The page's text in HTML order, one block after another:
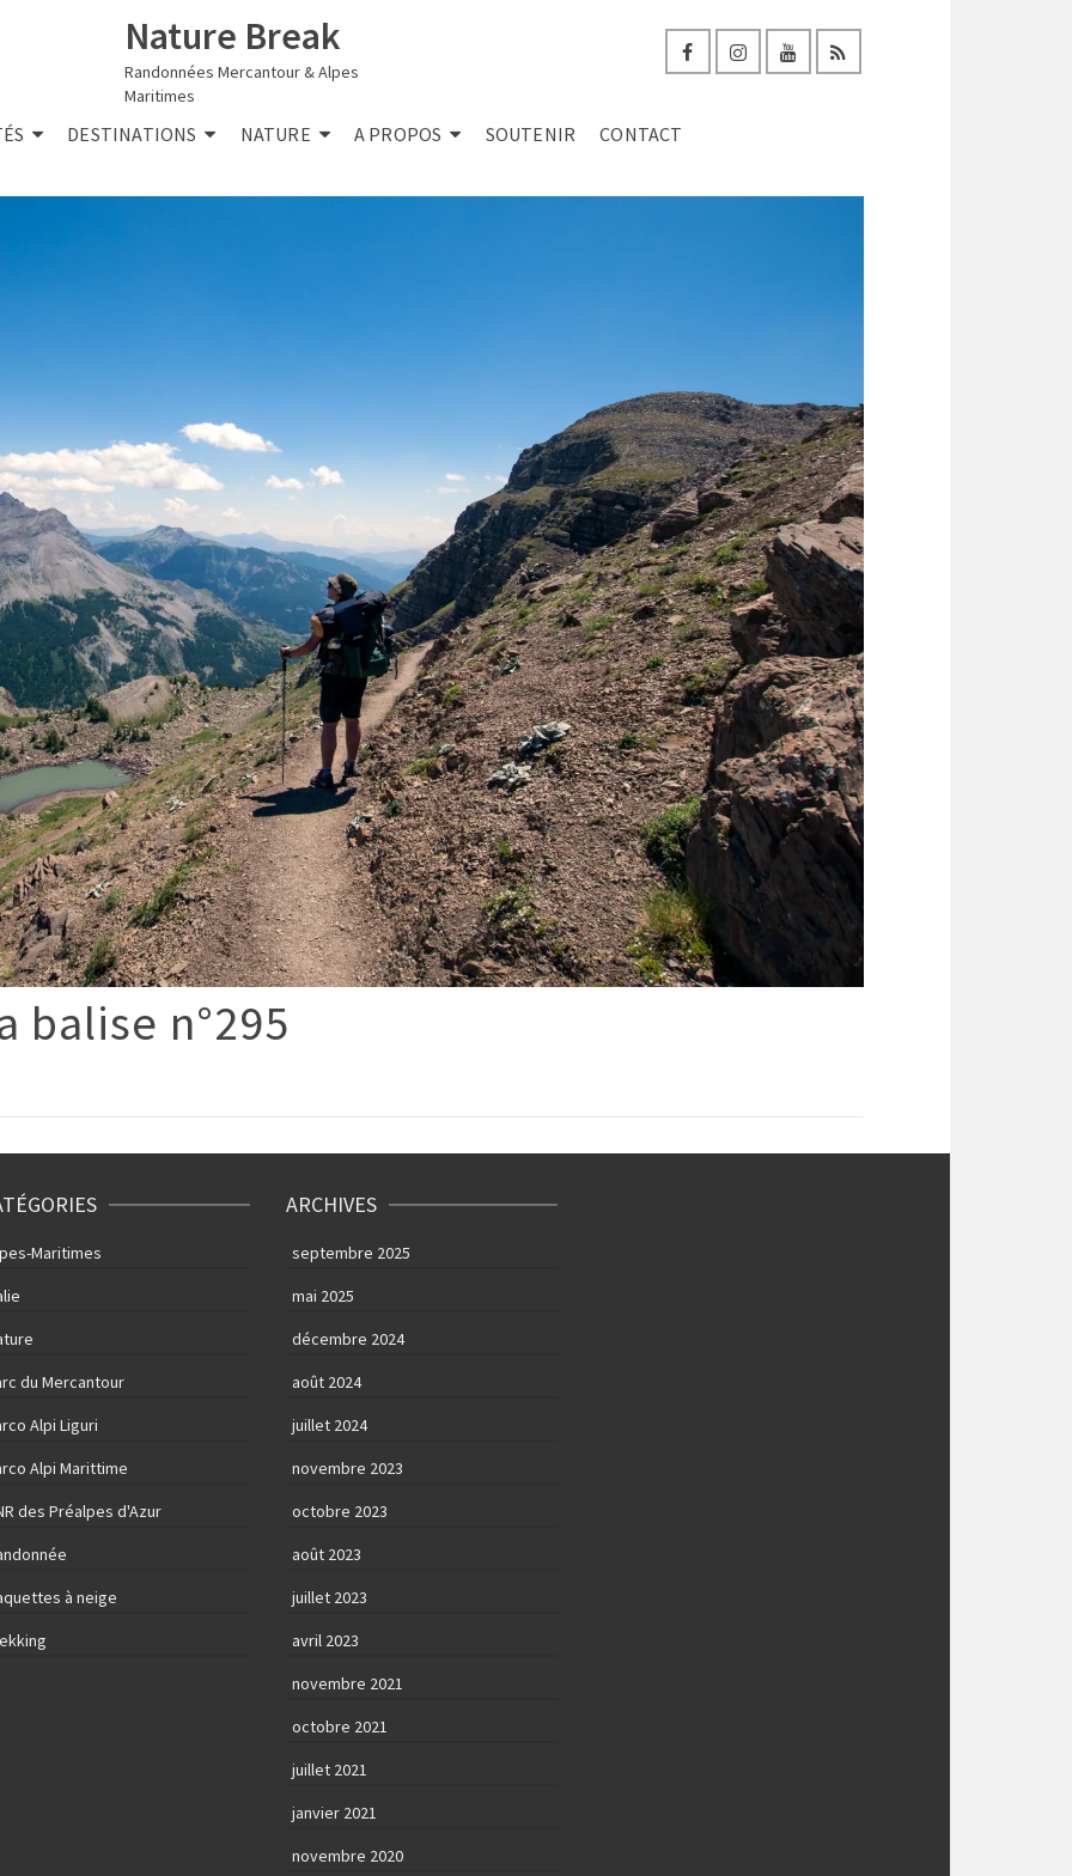
Nature Break
Randonnées Mercantour & Alpes
Maritimes
DESTINATIONS NATURE A PROPOS SOUTENIR CONTACT
balise n°295
Maritimes
du Mercantour
Alpi Liguri
Alpi Marittime
des Préalpes d'Azur
à neige
ARCHIVES
septembre 2025
mai 2025
décembre 2024
août 2024
juillet 2024
novembre 2023
octobre 2023
août 2023
juillet 2023
avril 2023
novembre 2021
octobre 2021
juillet 2021
janvier 2021
novembre 2020